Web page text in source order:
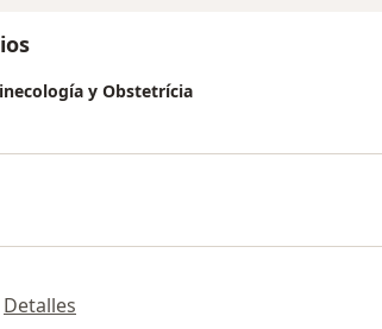
y Obstetrícia
Detalles